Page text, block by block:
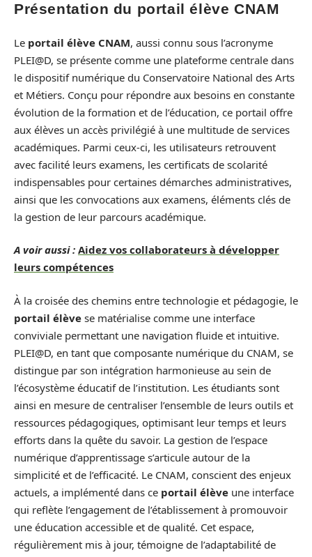
Présentation du portail élève CNAM
Le portail élève CNAM, aussi connu sous l’acronyme
PLEI@D, se présente comme une plateforme centrale dans
le dispositif numérique du Conservatoire National des Arts
et Métiers. Conçu pour répondre aux besoins en constante
évolution de la formation et de l’éducation, ce portail offre
aux élèves un accès privilégié à une multitude de services
académiques. Parmi ceux-ci, les utilisateurs retrouvent
avec facilité leurs examens, les certificats de scolarité
indispensables pour certaines démarches administratives,
ainsi que les convocations aux examens, éléments clés de
la gestion de leur parcours académique.
A voir aussi : Aidez vos collaborateurs à développer
leurs compétences
À la croisée des chemins entre technologie et pédagogie, le
portail élève se matérialise comme une interface
conviviale permettant une navigation fluide et intuitive.
PLEI@D, en tant que composante numérique du CNAM, se
distingue par son intégration harmonieuse au sein de
l’écosystème éducatif de l’institution. Les étudiants sont
ainsi en mesure de centraliser l’ensemble de leurs outils et
ressources pédagogiques, optimisant leur temps et leurs
efforts dans la quête du savoir. La gestion de l’espace
numérique d’apprentissage s’articule autour de la
simplicité et de l’efficacité. Le CNAM, conscient des enjeux
actuels, a implémenté dans ce portail élève une interface
qui reflète l’engagement de l’établissement à promouvoir
une éducation accessible et de qualité. Cet espace,
régulièrement mis à jour, témoigne de l’adaptabilité de